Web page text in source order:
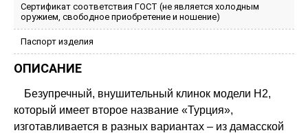
Сертификат соответствия ГОСТ (не является холодным
оружием, свободное приобретение и ношение)
Паспорт изделия
ОПИСАНИЕ
Безупречный, внушительный клинок модели Н2,
который имеет второе название «Турция»,
изготавливается в разных вариантах – из дамасской